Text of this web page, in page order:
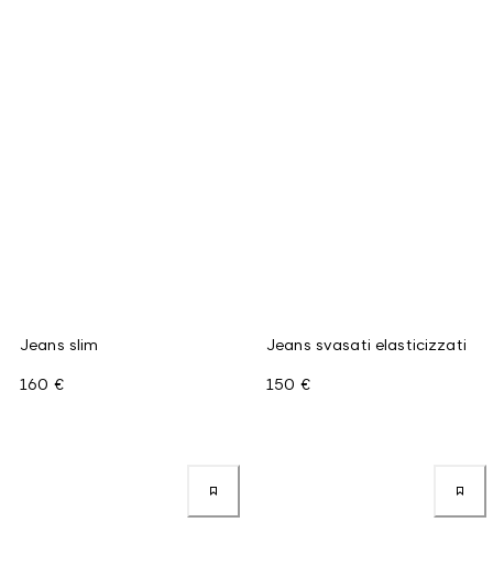
Jeans slim
160 €
Jeans svasati elasticizzati
150 €